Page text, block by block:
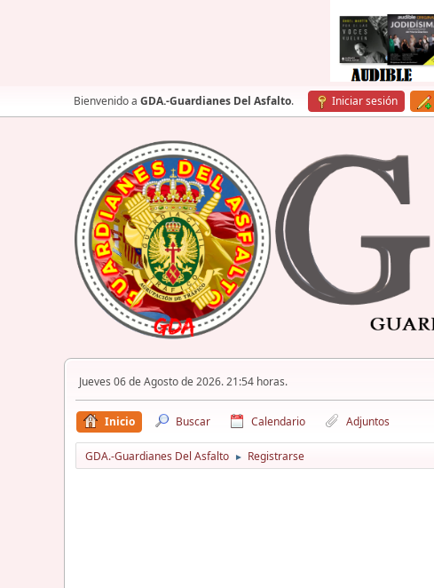
Bienvenido a GDA.-Guardianes Del Asfalto. Iniciar sesión
Jueves 06 de Agosto de 2026. 21:54 horas.
Inicio Buscar Calendario Adjuntos
GDA.-Guardianes Del Asfalto ► Registrarse